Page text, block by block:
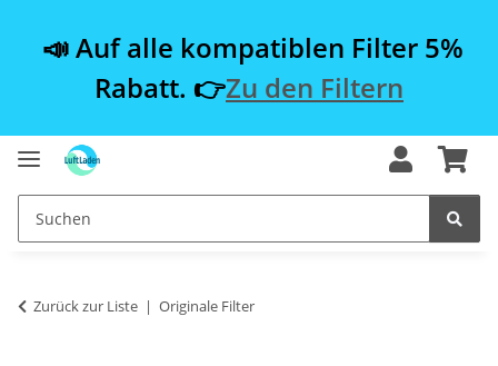
📣 Auf alle kompatiblen Filter 5%
Rabatt. 👉Zu den Filtern
Zurück zur Liste Originale Filter